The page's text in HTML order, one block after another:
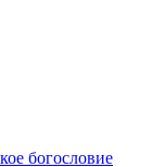
богословие